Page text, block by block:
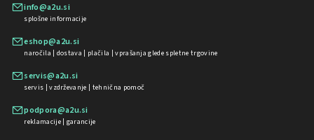
info@a2u.si
splošne informacije
eshop@a2u.si
naročila | dostava | plačila | vprašanja glede spletne trgovine
servis@a2u.si
servis | vzdrževanje | tehnična pomoč
podpora@a2u.si
reklamacije | garancije